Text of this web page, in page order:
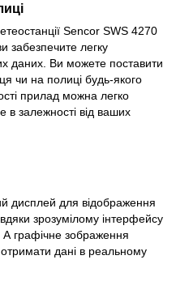
Sencor SWS 4270
забезпечите легку
даних. Ви можете поставити
чи на полиці будь-якого
прилад можна легко
в залежності від ваших
дисплей для відображення
зрозумілому інтерфейсу
А графічне зображення
дані в реальному